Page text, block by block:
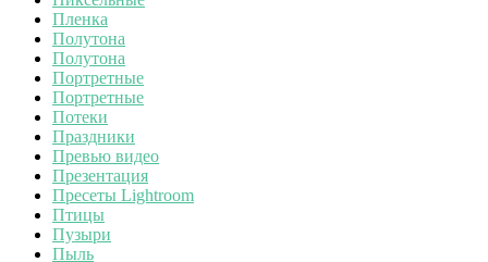
Пленка
Полутона
Полутона
Портретные
Портретные
Потеки
Праздники
Превью видео
Презентация
Пресеты Lightroom
Птицы
Пузыри
Пыль